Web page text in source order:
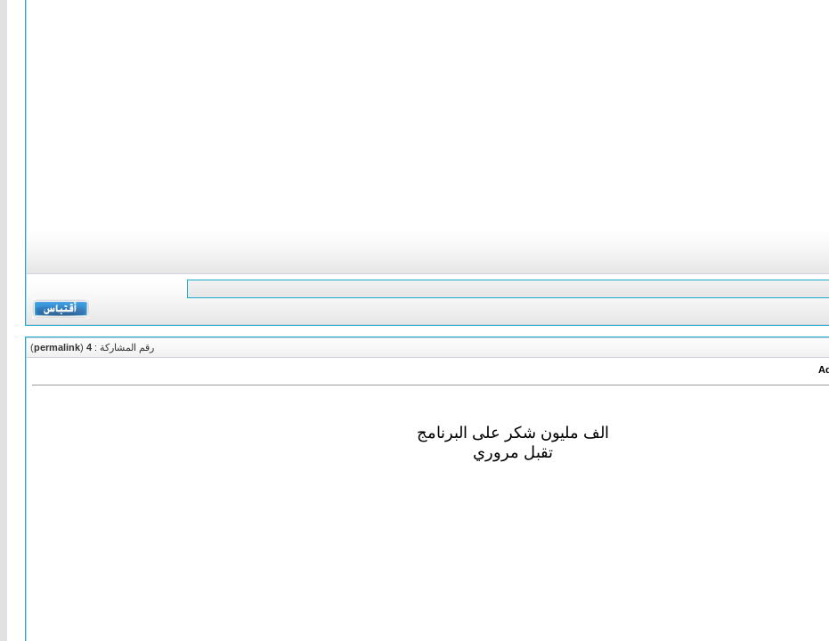
رقم المشاركة : 4
(
permalink
)
الف مليون شكر على البرنامج
تقبل مروري